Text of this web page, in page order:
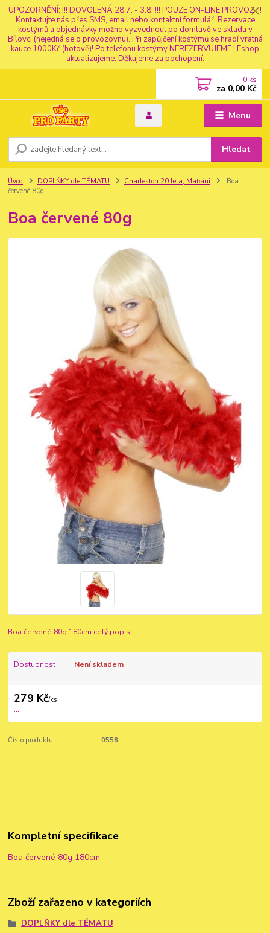
UPOZORNĚNÍ: !!! DOVOLENÁ 28.7. - 3.8. !!! POUZE ON-LINE PROVOZ !!!
Kontaktujte nás přes SMS, email nebo kontaktní formulář. Rezervace
kostýmů a objednávky možno vyzvednout po domluvě ve skladu v
Bílovci (nejedná se o provozovnu). Při zapůjčení kostýmů se hradí vratná
kauce 1000Kč (hotově)! Po telefonu kostýmy NEREZERVUJEME ! Eshop
aktualizujeme. Děkujeme za pochopení.
Menu
Hledat
0 ks
za 0,00 Kč
Úvod DOPLŇKY dle TÉMATU Charleston 20.léta, Mafiáni
Boa
červené 80g
Boa červené 80g
Boa červené 80g 180cm celý popis
Dostupnost Není skladem
279 Kč/ks
...
Číslo produktu: 0558
Kompletní specifikace
Boa červené 80g 180cm
Zboží zařazeno v kategoriích
DOPLŇKY dle TÉMATU